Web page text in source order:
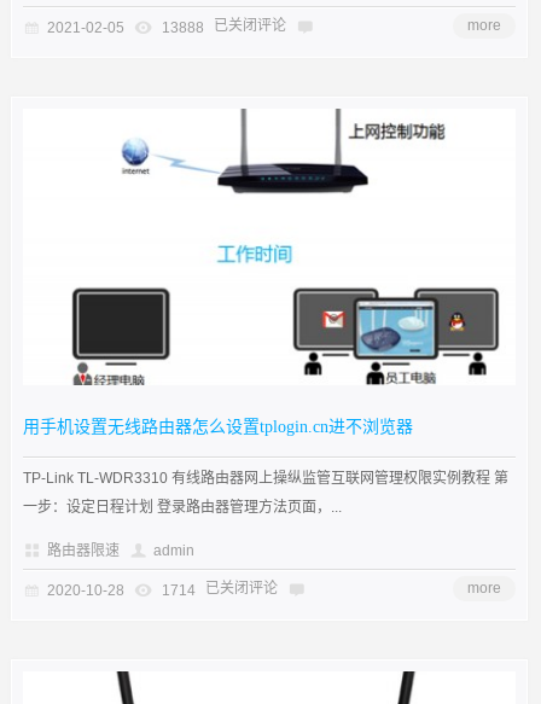
2021-02-05 13888 已关闭评论 more
用手机设置无线路由器怎么设置tplogin.cn进不浏览器
TP-Link TL-WDR3310 有线路由器网上操纵监管互联网管理权限实例教程 第
一步：设定日程计划 登录路由器管理方法页面，...
路由器限速 admin
2020-10-28 1714 已关闭评论 more